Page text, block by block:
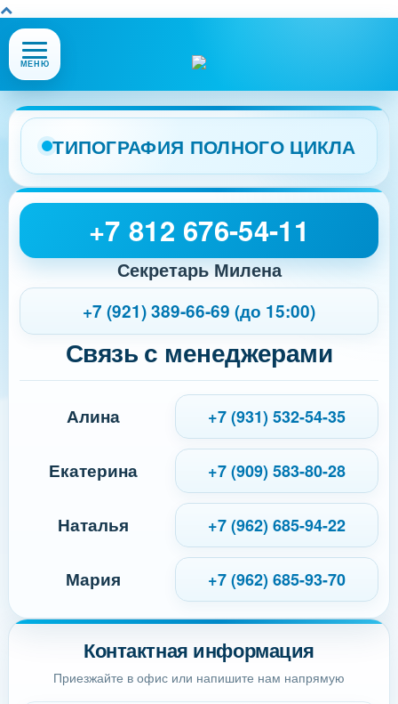
Открыть
или
меню
сайта
МЕНЮ
ТИПОГРАФИЯ ПОЛНОГО ЦИКЛА
Контактная информация
Приезжайте в офис или напишите нам напрямую
+7 812 676-54-11
Секретарь Милена
+7 (921) 389-66-69 (до 15:00)
Связь с менеджерами
Алина +7 (931) 532-54-35
Екатерина +7 (909) 583-80-28
Наталья +7 (962) 685-94-22
Мария +7 (962) 685-93-70